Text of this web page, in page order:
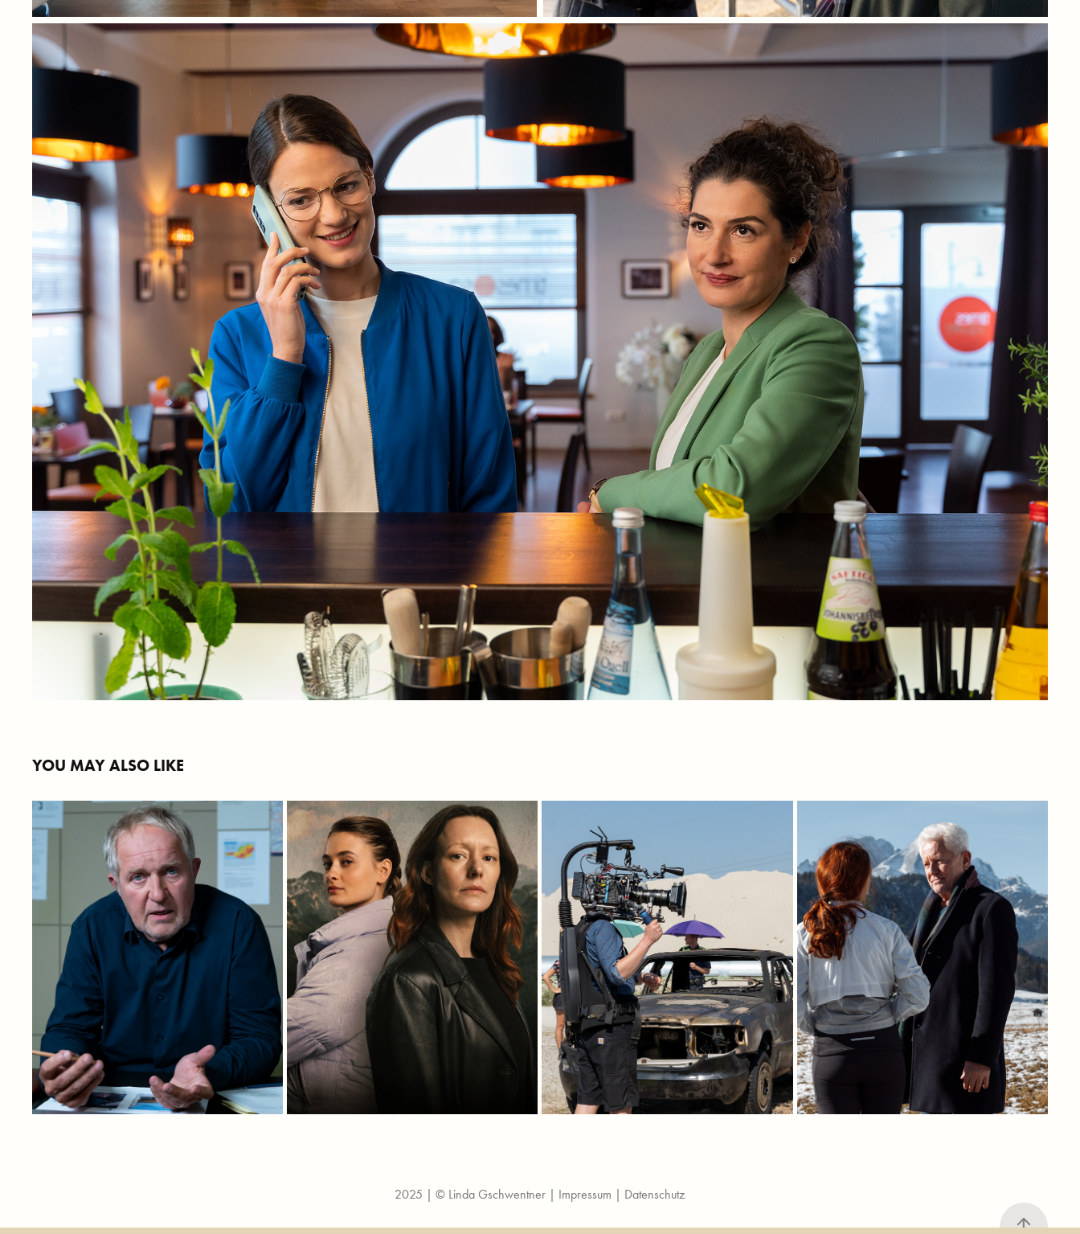
YOU MAY ALSO LIKE
TATORT MÜNCHEN: SCHAU MICH AN
2024
AN DER GRENZE TATORT MÜNCHEN: GAME OVER
2023
TATORT MÜNCHEN: ZUGZWANG
2025
2025 | © Linda Gschwentner | Impressum Datenschutz